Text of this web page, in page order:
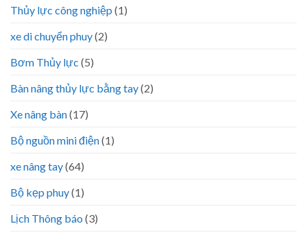
Thủy lực công nghiệp (1)
xe di chuyển phuy(2)
Bơm Thủy lực (5)
Bàn nâng thủy lực bằng tay(2)
Xe nâng bàn(17)
Bộ nguồn mini điện(1)
xe nâng tay(64)
Bộ kẹp phuy(1)
Lịch Thông báo (3)